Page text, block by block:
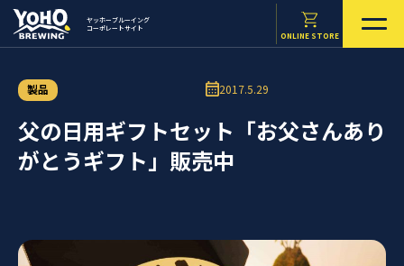
ヤッホーブルーイング
コーポレートサイト
ONLINE STORE
製品 2017.5.29
父の日用ギフトセット「お父さんあり
がとうギフト」販売中